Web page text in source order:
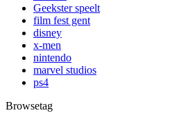
Geekster speelt
film fest gent
disney
x-men
nintendo
marvel studios
ps4
Browsetag